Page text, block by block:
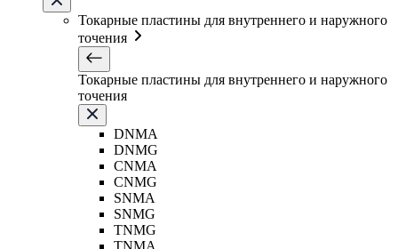
Токарные пластины для внутреннего и наружного
точения
Токарные пластины для внутреннего и наружного
точения
DNMA
DNMG
CNMA
CNMG
SNMA
SNMG
TNMG
TNMA